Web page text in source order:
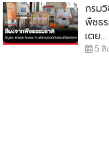
กรม
พืชธ
เตย...
5 สิ